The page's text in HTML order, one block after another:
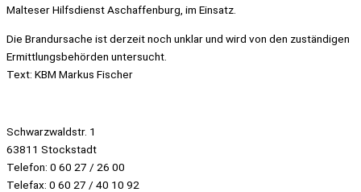
Malteser Hilfsdienst Aschaffenburg, im Einsatz.
Die Brandursache ist derzeit noch unklar und wird von den zuständigen
Ermittlungsbehörden untersucht.
Text: KBM Markus Fischer
Schwarzwaldstr. 1
63811 Stockstadt
Telefon: 0 60 27 / 26 00
Telefax: 0 60 27 / 40 10 92